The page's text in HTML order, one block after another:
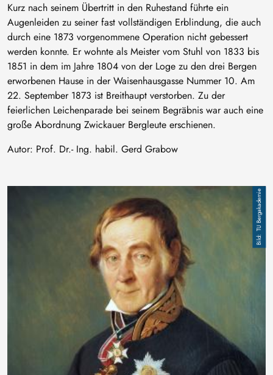
Kurz nach seinem Übertritt in den Ruhestand führte ein
Augenleiden zu seiner fast vollständigen Erblindung, die auch
durch eine 1873 vorgenommene Operation nicht gebessert
werden konnte. Er wohnte als Meister vom Stuhl von 1833 bis
1851 in dem im Jahre 1804 von der Loge zu den drei Bergen
erworbenen Hause in der Waisenhausgasse Nummer 10. Am
22. September 1873 ist Breithaupt verstorben. Zu der
feierlichen Leichenparade bei seinem Begräbnis war auch eine
große Abordnung Zwickauer Bergleute erschienen.
Autor: Prof. Dr.- Ing. habil. Gerd Grabow
TU Bergakademie